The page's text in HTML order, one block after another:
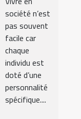
société n’est
pas souvent
facile car
chaque
individu est
doté d’une
personnalité
spécifique....